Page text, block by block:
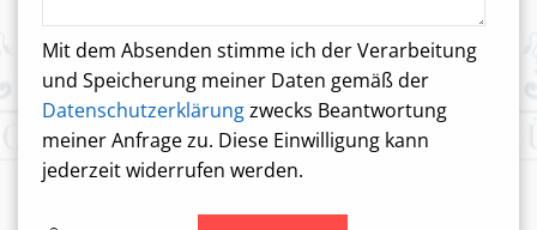
Mit dem Absenden stimme ich der Verarbeitung
und Speicherung meiner Daten gemäß der
Datenschutzerklärungzwecks Beantwortung
meiner Anfrage zu. Diese Einwilligung kann
jederzeit widerrufen werden.